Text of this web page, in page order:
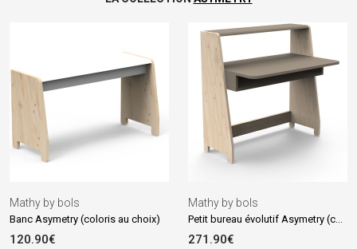
Mathy by bols
Banc Asymetry (coloris au choix)
120.90€
Mathy by bols
Petit bureau évolutif Asymetry (coloris au choix)
271.90€